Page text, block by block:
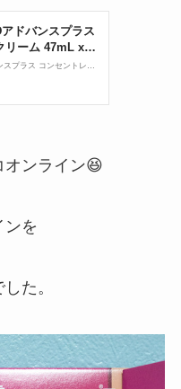
オンライン😆
ンを
た。